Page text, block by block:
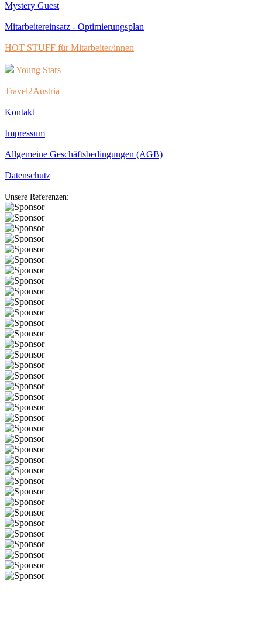
Mystery Guest
Mitarbeitereinsatz - Optimierungsplan
HOT STUFF für Mitarbeiter/innen
Young Stars
Travel2Austria
Kontakt
Impressum
Allgemeine Geschäftsbedingungen (AGB)
Datenschutz
Unsere Referenzen: